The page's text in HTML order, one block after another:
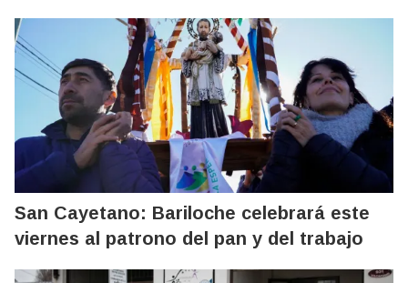
San Cayetano: Bariloche celebrará este
viernes al patrono del pan y del trabajo